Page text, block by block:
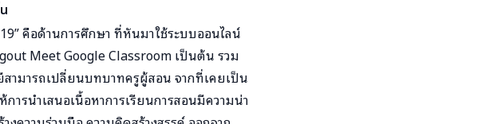
คือด้านการศึกษา ที่หันมาใช้ระบบออนไลน์
Meet Google Classroom เป็นต้น รวม
ามารถเปลี่ยนบทบาทครูผู้สอน จากที่เคยเป็น
รนำเสนอเนื้อหาการเรียนการสอนมีความน่า